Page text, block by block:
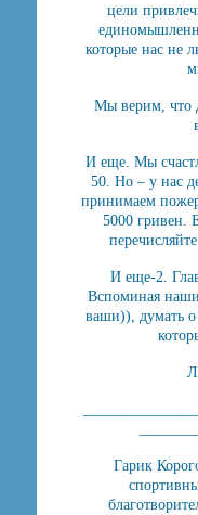
цели
которые нас не
Мы верим, что
И еще. Мы
50. Но – у нас
принимаем
5000 гривен.
И еще-2.
Вспоминая
ваши)), думать
Гарик